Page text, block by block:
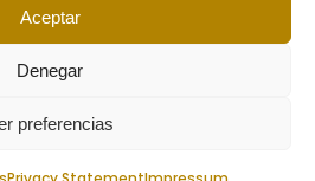
Aceptar
Denegar
preferencias